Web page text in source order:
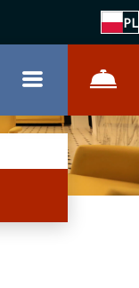
PL